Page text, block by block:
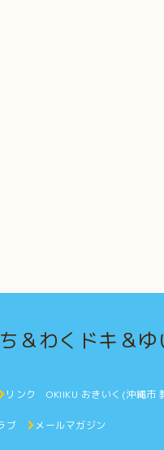
＆わくドキ＆ゆ
リンク OKIIKU おきいく(沖縄市
ブ メールマガジン